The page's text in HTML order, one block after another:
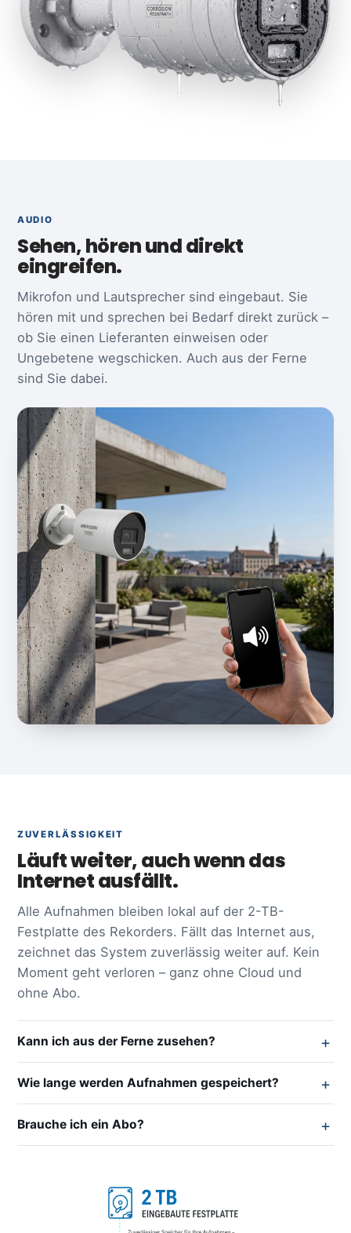
AUDIO
Sehen, hören und direkt
eingreifen.
Mikrofon und Lautsprecher sind eingebaut. Sie
hören mit und sprechen bei Bedarf direkt zurück –
ob Sie einen Lieferanten einweisen oder
Ungebetene wegschicken. Auch aus der Ferne
sind Sie dabei.
ZUVERLÄSSIGKEIT
Läuft weiter, auch wenn das
Internet ausfällt.
Alle Aufnahmen bleiben lokal auf der 2-TB-
Festplatte des Rekorders. Fällt das Internet aus,
zeichnet das System zuverlässig weiter auf. Kein
Moment geht verloren – ganz ohne Cloud und
ohne Abo.
Kann ich aus der Ferne zusehen?
Wie lange werden Aufnahmen gespeichert?
Brauche ich ein Abo?